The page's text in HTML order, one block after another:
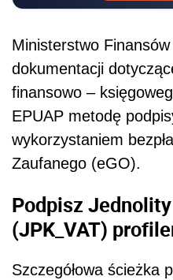
Ministerstwo Finansów
dokumentacji
finansowo –
EPUAP metodę
wykorzystaniem
Zaufanego (eGO).
Podpisz
(JPK_VAT)
Szczegółowa ścieżka